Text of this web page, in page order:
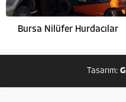
Bursa Nilüfer Hurdacılar
Tasarım: